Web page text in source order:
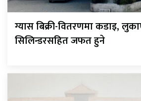
ग्यास बिक्री-वितरणमा कडाइ,
सिलिन्डरसहित जफत हुने